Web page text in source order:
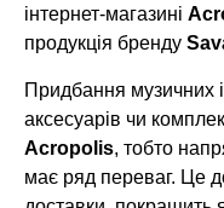
інтернет-магазині
продукція бренду
Придбання музичних
аксесуарів чи
Acropolis, тобто
має ряд переваг. Це